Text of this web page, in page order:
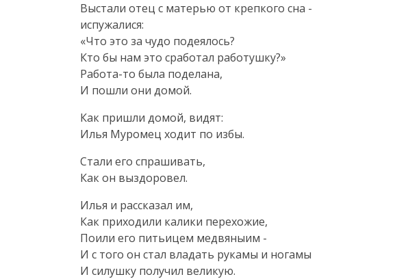
Выстали отец с матерью от крепкого сна -
испужалися:
«Что это за чудо подеялось?
Кто бы нам это сработал работушку?»
Работа-то была поделана,
И пошли они домой.
Как пришли домой, видят:
Илья Муромец ходит по избы.
Стали его спрашивать,
Как он выздоровел.
Илья и рассказал им,
Как приходили калики перехожие,
Поили его питьицем медвяныим -
И с того он стал владать рукамы и ногамы
И силушку получил великую.